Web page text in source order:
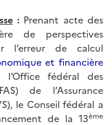
: Prenant acte des
de perspectives
l’erreur de calcul
et financière
fédéral des
de l’Assurance
le Conseil fédéral a
de la 13ème